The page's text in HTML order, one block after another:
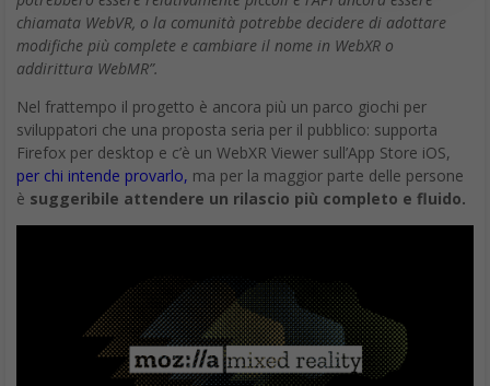
chiamata WebVR, o la comunità potrebbe decidere di adottare
modifiche più complete e cambiare il nome in WebXR o
addirittura WebMR”.
Nel frattempo il progetto è ancora più un parco giochi per
sviluppatori che una proposta seria per il pubblico: supporta
Firefox per desktop e c’è un WebXR Viewer sull’App Store iOS,
per chi intende provarlo, ma per la maggior parte delle persone
è suggeribile attendere un rilascio più completo e fluido.